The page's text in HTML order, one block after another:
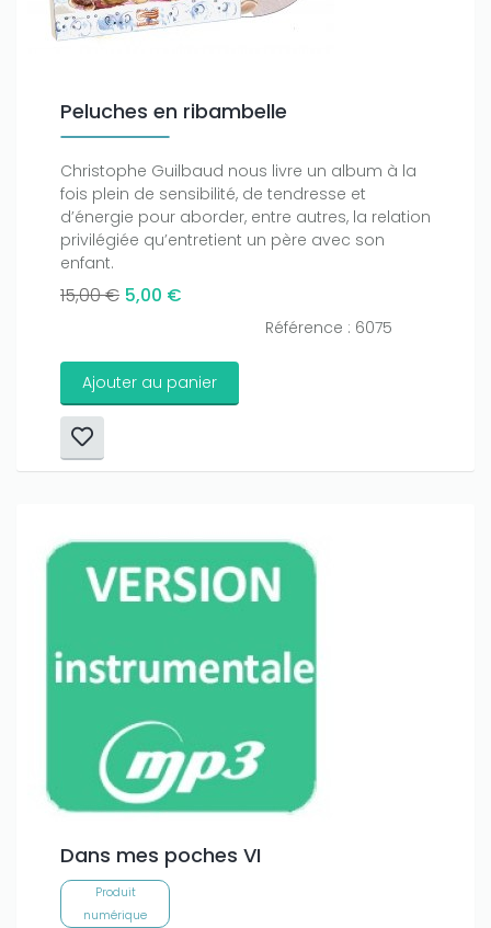
Peluches en ribambelle
Christophe Guilbaud nous livre un album à la
fois plein de sensibilité, de tendresse et
d’énergie pour aborder, entre autres, la relation
privilégiée qu’entretient un père avec son
enfant.
15,00 € 5,00 €
Référence : 6075
Ajouter au panier
Dans mes poches VI
Produit
numérique
Only play atJoo casinoif you really want to win a huge
amount on your credits!